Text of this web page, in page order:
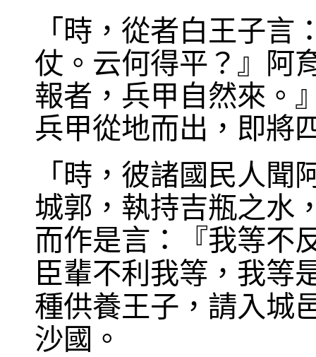
「時，從者白王子言
仗。云何得平？』阿
報者，兵甲自然來。
兵甲從地而出，即將
「時，彼諸國民人
城郭，執持吉瓶之水
而作是言：『我等不
臣輩不利我等，我等
種供養王子，請入城
沙國。